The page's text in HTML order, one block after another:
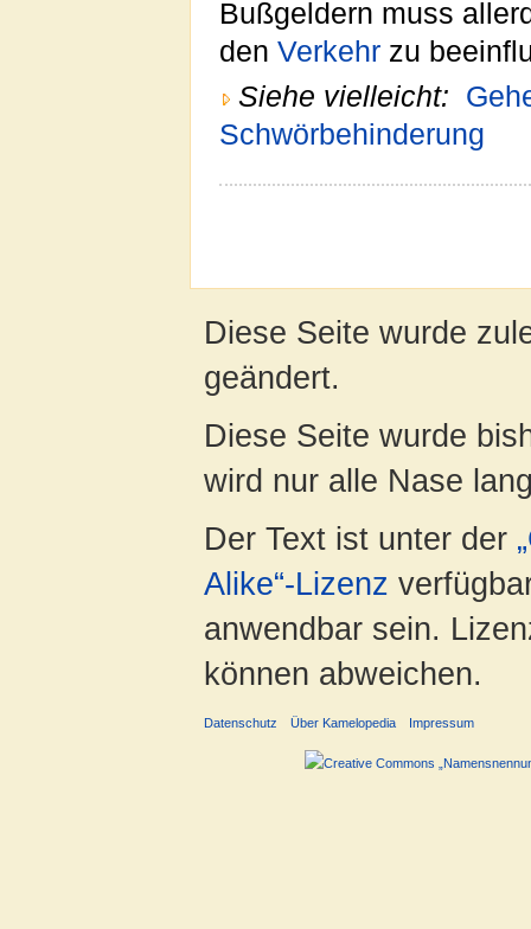
Bußgeldern muss
den Verkehr zu
Siehe vielleicht:
Schwörbehinderung
Diese Seite wurde
geändert.
Diese Seite wurde
wird nur alle Nase
Der Text ist unter der
Alike“-Lizenz
anwendbar sein.
können abweichen.
Datenschutz Über Kamelopedia Impressum